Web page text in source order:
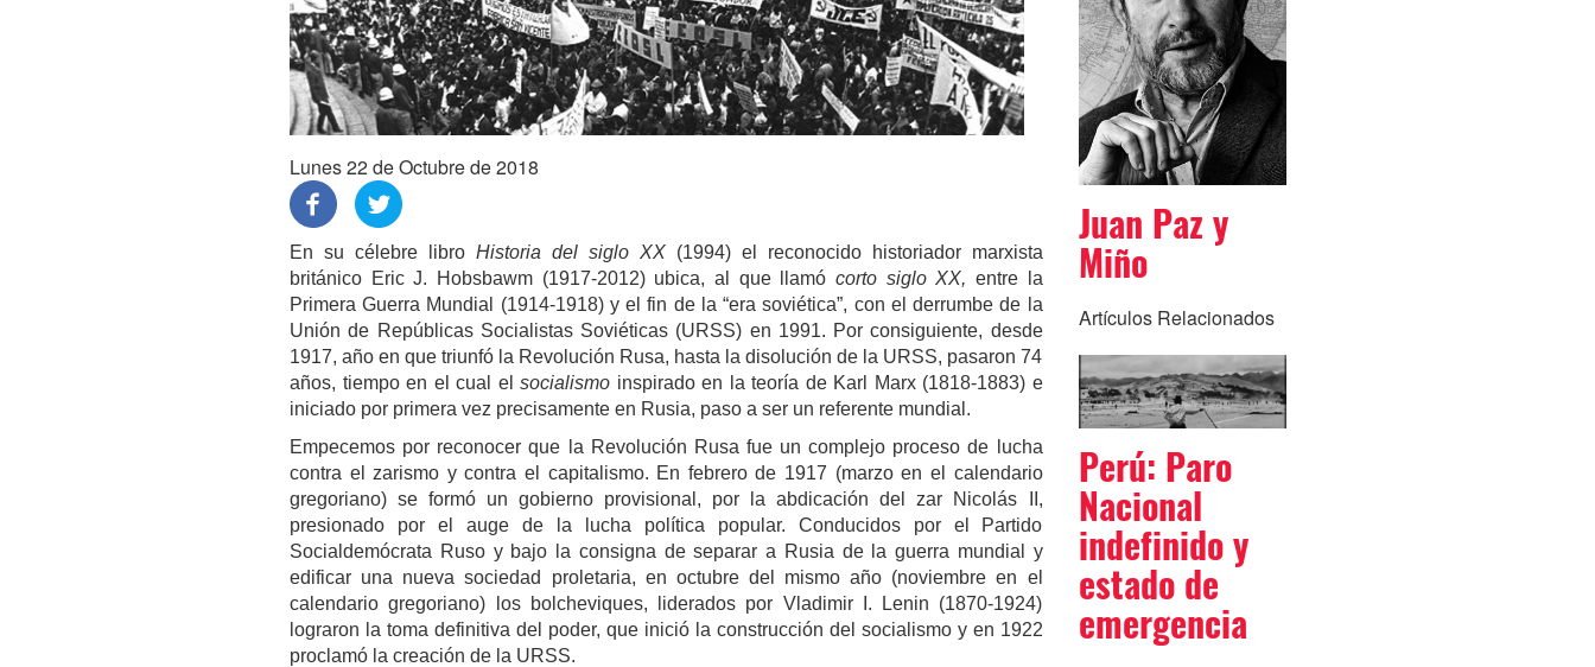
Lunes 22 de Octubre de 2018
En su célebre libro Historia del siglo XX(1994) el reconocido historiador marxista
británico Eric J. Hobsbawm (1917-2012) ubica, al que llamó corto siglo XX, entre la
Primera Guerra Mundial (1914-1918) y el fin de la “era soviética”, con el derrumbe de la
Unión de Repúblicas Socialistas Soviéticas (URSS) en 1991. Por consiguiente, desde
1917, año en que triunfó la Revolución Rusa, hasta la disolución de la URSS, pasaron 74
años, tiempo en el cual el socialismo inspirado en la teoría de Karl Marx (1818-1883) e
iniciado por primera vez precisamente en Rusia, paso a ser un referente mundial.
Empecemos por reconocer que la Revolución Rusa fue un complejo proceso de lucha
contra el zarismo y contra el capitalismo. En febrero de 1917 (marzo en el calendario
gregoriano) se formó un gobierno provisional, por la abdicación del zar Nicolás II,
presionado por el auge de la lucha política popular. Conducidos por el Partido
Socialdemócrata Ruso y bajo la consigna de separar a Rusia de la guerra mundial y
edificar una nueva sociedad proletaria, en octubre del mismo año (noviembre en el
calendario gregoriano) los bolcheviques, liderados por Vladimir I. Lenin (1870-1924)
lograron la toma definitiva del poder, que inició la construcción del socialismo y en 1922
proclamó la creación de la URSS.
Juan Paz y
Miño
Artículos Relacionados
Perú: Paro
Nacional
indefinido y
estado de
emergencia